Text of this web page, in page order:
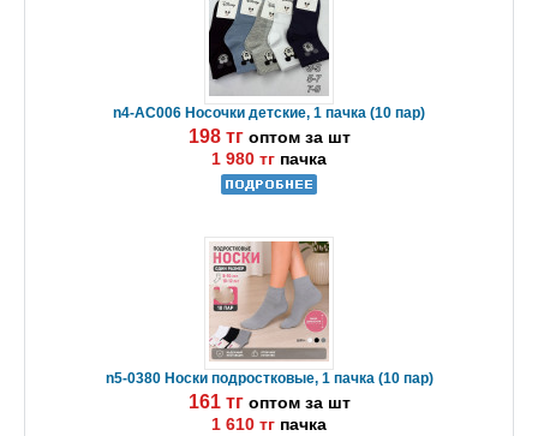
n4-AC006 Носочки детские, 1 пачка (10 пар)
198 тг оптом за шт
1 980 тг пачка
n5-0380 Носки подростковые, 1 пачка (10 пар)
161 тг оптом за шт
1 610 тг пачка